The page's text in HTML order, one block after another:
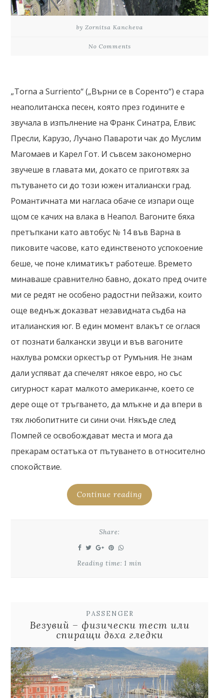
by Zornitsa Kancheva
No Comments
„Torna a Surriento“ („Върни се в Соренто“) е стара
неаполитанска песен, която през годините е
звучала в изпълнение на Франк Синатра, Елвис
Пресли, Карузо, Лучано Павароти чак до Муслим
Магомаев и Карел Гот. И съвсем закономерно
звучеше в главата ми, докато се приготвях за
пътуването си до този южен италиански град.
Романтичната ми нагласа обаче се изпари още
щом се качих на влака в Неапол. Вагоните бяха
претъпкани като автобус № 14 във Варна в
пиковите часове, като единственото успокоение
беше, че поне климатикът работеше. Времето
минаваше сравнително бавно, докато пред очите
ми се редят не особено радостни пейзажи, които
още веднъж доказват незавидната съдба на
италианския юг. В един момент влакът се оглася
от познати балкански звуци и във вагоните
нахлува ромски оркестър от Румъния. Не знам
дали успяват да спечелят някое евро, но със
сигурност карат малкото американче, което се
дере още от тръгването, да млъкне и да впери в
тях любопитните си сини очи. Някъде след
Помпей се освобождават места и мога да
прекарам остатъка от пътуването в относително
спокойствие.
Continue reading
Share:
Reading time: 1 min
PASSENGER
Везувий – физически тест или
спиращи дъха гледки